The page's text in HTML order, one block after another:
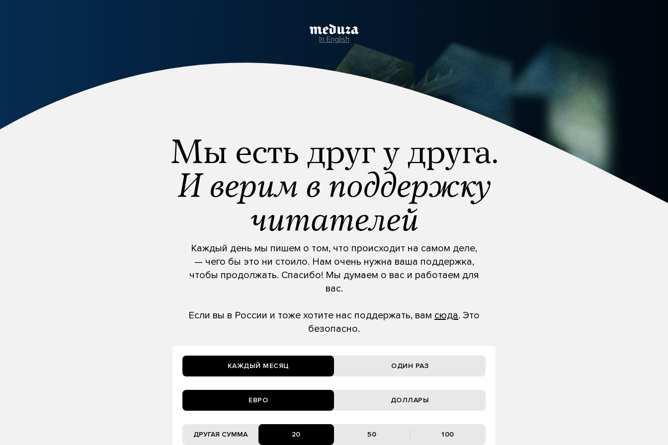
In English
Каждый день мы пишем о том, что происходит на самом деле,
— чего бы это ни стоило. Нам очень нужна ваша поддержка,
чтобы продолжать. Спасибо! Мы думаем о вас и работаем для
вас.
Если вы в России и тоже хотите нас поддержать, вам сюда. Это
безопасно.
КАЖДЫЙ МЕСЯЦ ОДИН РАЗ
ЕВРО ДОЛЛАРЫ
20 50 100